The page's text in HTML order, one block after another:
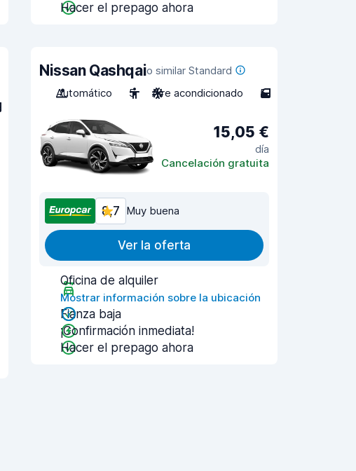
Hacer el prepago ahora
Nissan Qashqaio similar Standard
Automático
5 Aire acondicionado 5
15,05 €
día
Cancelación gratuita
8,7 Muy buena
Ver la oferta
Oficina de alquiler
Mostrar información sobre la ubicación
Fianza baja
¡Confirmación inmediata!
Hacer el prepago ahora